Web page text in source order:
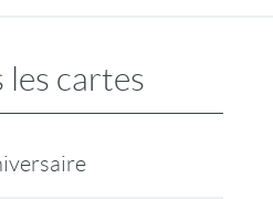
les cartes